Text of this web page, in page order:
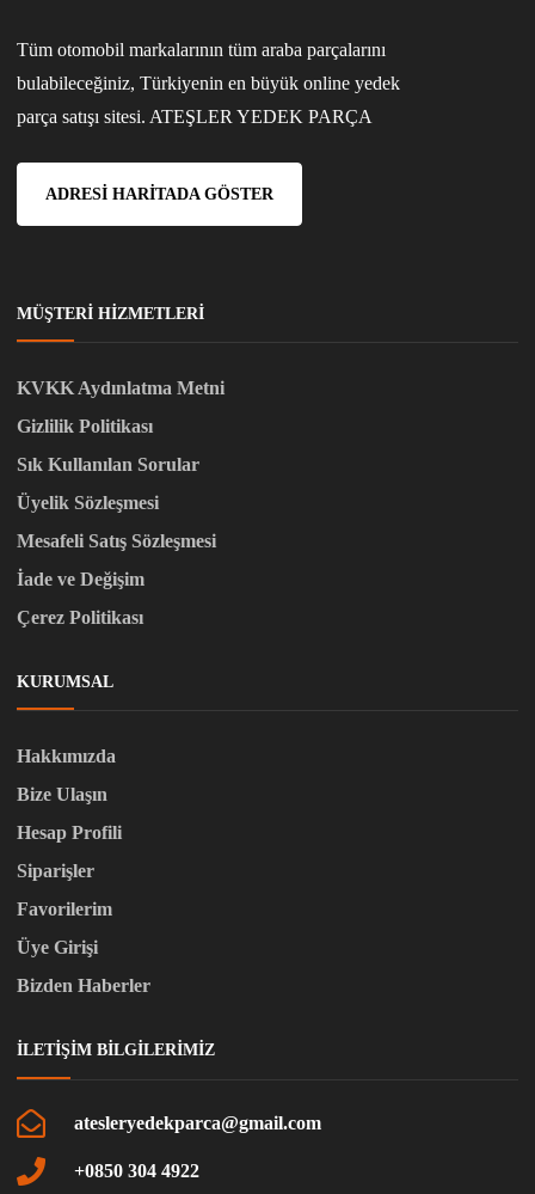
Tüm otomobil markalarının tüm araba parçalarını
bulabileceğiniz, Türkiyenin en büyük online yedek
parça satışı sitesi. ATEŞLER YEDEK PARÇA
ADRESI HARITADA GÖSTER
MÜŞTERI HIZMETLERI
KVKK Aydınlatma Metni
Gizlilik Politikası
Sık Kullanılan Sorular
Üyelik Sözleşmesi
Mesafeli Satış Sözleşmesi
İade ve Değişim
Çerez Politikası
KURUMSAL
Hakkımızda
Bize Ulaşın
Hesap Profili
Siparişler
Favorilerim
Üye Girişi
Bizden Haberler
İLETIŞIM BILGILERIMIZ
atesleryedekparca@gmail.com
+0850 304 4922